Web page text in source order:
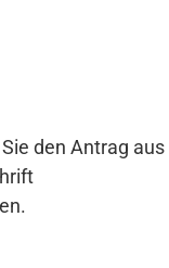
den Antrag aus